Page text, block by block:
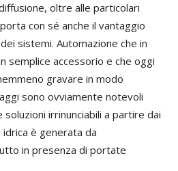
oltre alle particolari
con sé anche il vantaggio
sistemi. Automazione che in
semplice accessorio e che oggi
gravare in modo
sono ovviamente notevoli
irrinunciabili a partire dai
idrica è generata da
in presenza di portate